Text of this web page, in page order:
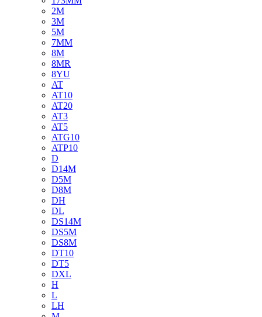
2M
3M
5M
7MM
8M
8MR
8YU
AT
AT10
AT20
AT3
AT5
ATG10
ATP10
D
D14M
D5M
D8M
DH
DL
DS14M
DS5M
DS8M
DT10
DT5
DXL
H
L
LH